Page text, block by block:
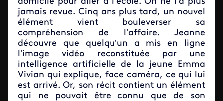
jamais revue. Cinq ans plus tard, un nouvel
élément vient bouleverser sa
compréhension de l’affaire. Jeanne
découvre que quelqu’un a mis en ligne
l’image vidéo reconstituée par une
intelligence artificielle de la jeune Emma
Vivian qui explique, face caméra, ce qui lui
est arrivé. Or, son récit contient un élément
qui ne pouvait être connu que de son